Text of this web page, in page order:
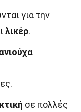
για την
λικέρ.
σε πολλές